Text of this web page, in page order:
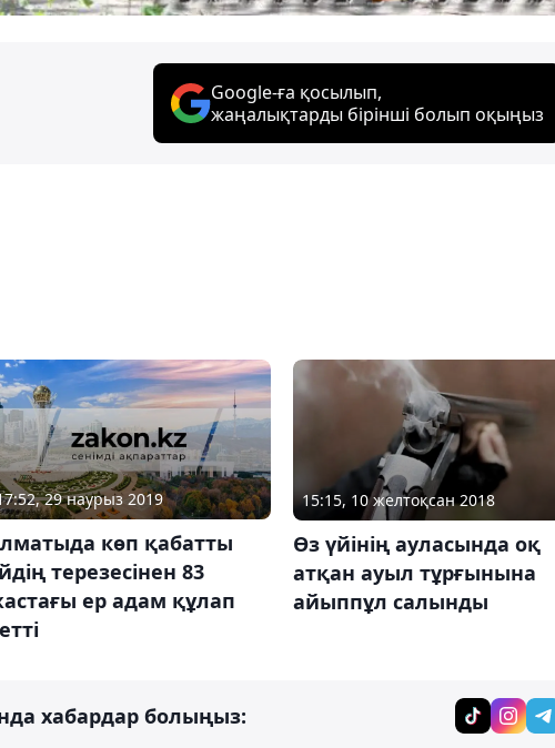
Google-ға қосылып,
жаңалықтарды бірінші болып оқыңыз
29 наурыз 2019
көп қабатты
терезесінен 83
ер адам құлап
15:15, 10 желтоқсан 2018
Өз үйінің ауласында оқ
атқан ауыл тұрғынына
айыппұл салынды
хабардар болыңыз: